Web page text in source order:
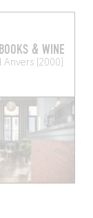
& WINE
Anvers (2000)